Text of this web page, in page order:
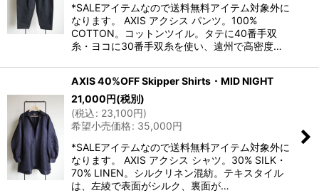
*SALEアイテムなので送料無料アイテム対象外に
なります。 AXIS アクシス パンツ。100%
COTTON。コットンツイル。タテに40番手双
糸・ヨコに30番手双糸を使い、遠州で高密度…
AXIS 40%OFF Skipper Shirts・MID NIGHT
21,000円(税別)
(税込: 23,100円)
希望小売価格: 35,000円
*SALEアイテムなので送料無料アイテム対象外に
なります。 AXIS アクシス シャツ。30% SILK・
70% LINEN。シルクリネン混紡。テキスタイル
は、左綾で表面がシルク、裏面が…